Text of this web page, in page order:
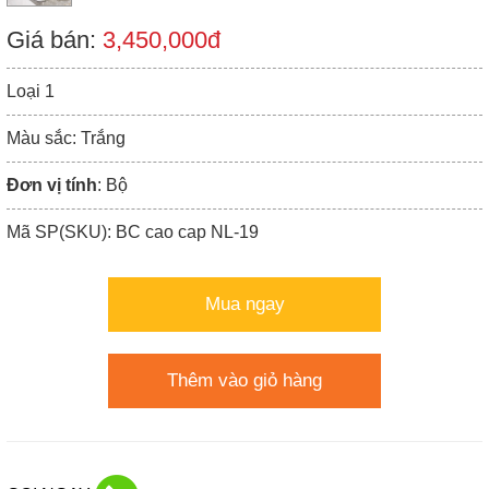
Giá bán: 3,450,000đ
Loại 1
Màu sắc: Trắng
Đơn vị tính: Bộ
Mã SP(SKU): BC cao cap NL-19
Mua ngay
Thêm vào giỏ hàng